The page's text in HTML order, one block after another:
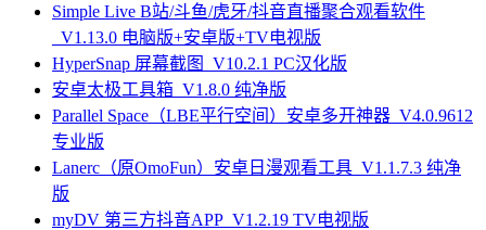
Simple Live B站/斗鱼/虎牙/抖音直播聚合观看软件
_V1.13.0 电脑版+安卓版+TV电视版
HyperSnap 屏幕截图_V10.2.1 PC汉化版
安卓太极工具箱_V1.8.0 纯净版
Parallel Space（LBE平行空间）安卓多开神器_V4.0.9612
专业版
Lanerc（原OmoFun）安卓日漫观看工具_V1.1.7.3 纯净
版
myDV 第三方抖音APP_V1.2.19 TV电视版